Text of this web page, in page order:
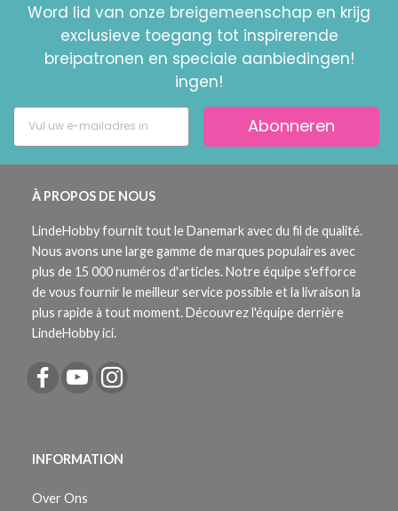
Word lid van onze breigemeenschap en krijg
exclusieve toegang tot inspirerende
breipatronen en speciale aanbiedingen!
ingen!
Abonneren
À PROPOS DE NOUS
LindeHobby fournit tout le Danemark avec du fil de qualité.
Nous avons une large gamme de marques populaires avec
plus de 15 000 numéros d'articles. Notre équipe s'efforce
de vous fournir le meilleur service possible et la livraison la
plus rapide à tout moment. Découvrez l'équipe derrière
LindeHobby ici.
INFORMATION
Over Ons